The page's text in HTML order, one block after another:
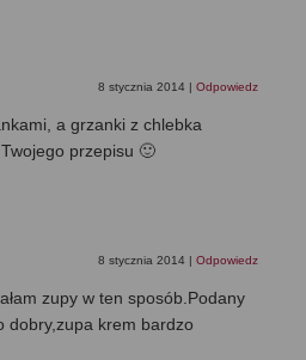
8 stycznia 2014 | Odpowiedz
a grzanki z chlebka
przepisu 🙂
8 stycznia 2014 | Odpowiedz
zupy w ten sposób.Podany
dobry,zupa krem bardzo